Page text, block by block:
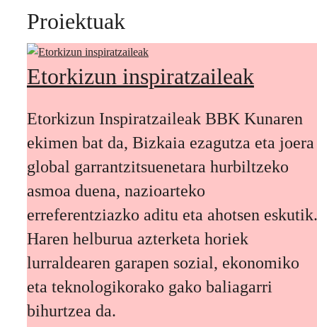
Proiektuak
Etorkizun inspiratzaileak
Etorkizun Inspiratzaileak BBK Kunaren
ekimen bat da, Bizkaia ezagutza eta joera
global garrantzitsuenetara hurbiltzeko
asmoa duena, nazioarteko
erreferentziazko aditu eta ahotsen eskutik.
Haren helburua azterketa horiek
lurraldearen garapen sozial, ekonomiko
eta teknologikorako gako baliagarri
bihurtzea da.